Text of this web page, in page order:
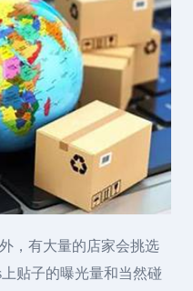
，有大量的店家会挑选
贴子的曝光量和当然碰